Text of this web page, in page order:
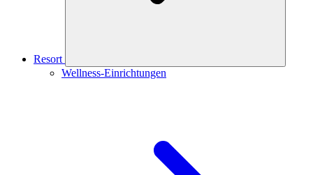
Resort
Wellness-Einrichtungen